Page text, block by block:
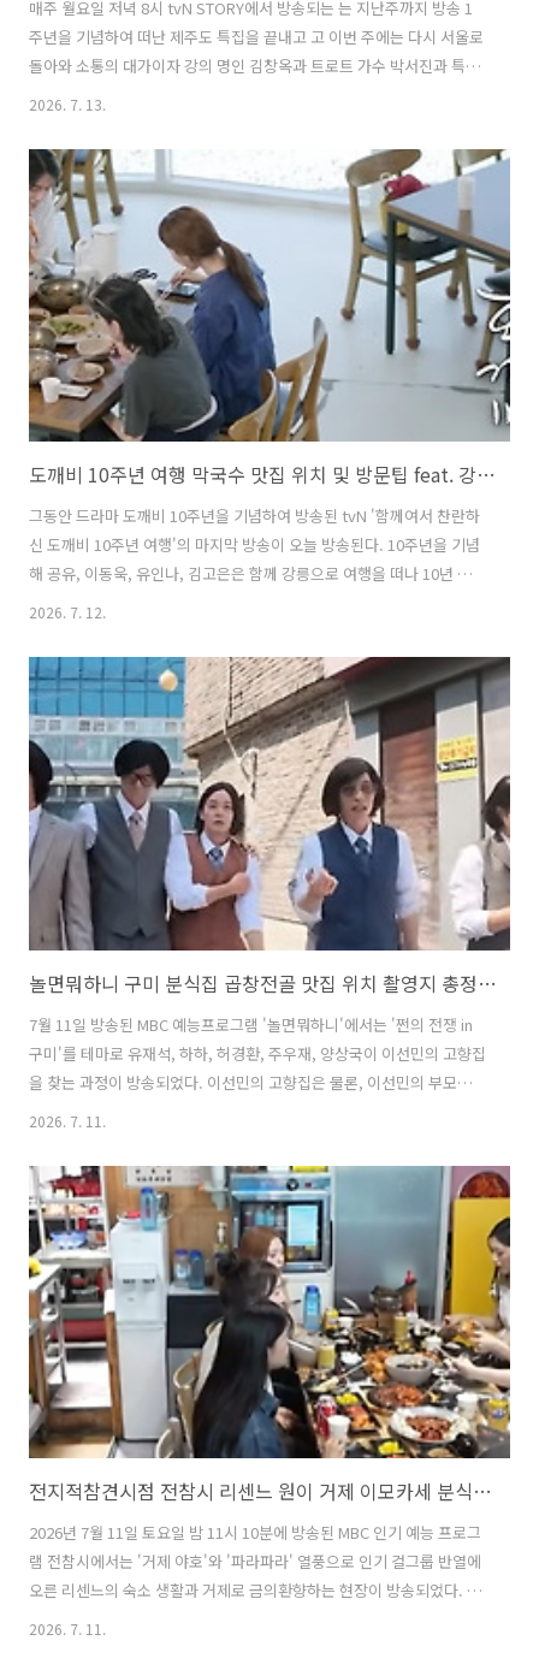
매주 월요일 저녁 8시 tvN STORY에서 방송되는 는 지난주까지 방송 1
주년을 기념하여 떠난 제주도 특집을 끝내고 고 이번 주에는 다시 서울로
돌아와 소통의 대가이자 강의 명인 김창옥과 트로트 가수 박서진과 특별
한 시간을 가졌다. 이영자와 박세리는 '강연 한 상'이라는 테마로 초대 게
다. 특히 서울 강남 압구정 한복판에서 느끼는 제주의 맛! 무려 336시간
숙성으로 감칠맛 가득한 제주흑돼지 BBQ 바비큐를 즐길 수 있는 곳을 소
개되어 시청자의 침샘을 자극했다. 이번 글에서는 이번 방송에서 이영자
와 박세리가 초대게스트 김창옥과 박서진을 위해 준비한 강남 압구성에
위치한 제주흑돼지 BBQ 바비큐 맛집에 대해 자세히 알아본다. 1..
2026. 7. 13.
도깨비 10주년 여행 막국수 맛집 위치 및 방문팁 feat. 강릉 주문진 촬영지
그동안 드라마 도깨비 10주년을 기념하여 방송된 tvN '함께여서 찬란하
신 도깨비 10주년 여행'의 마지막 방송이 오늘 방송된다. 10주년을 기념
해 공유, 이동욱, 유인나, 김고은은 함께 강릉으로 여행을 떠나 10년 전
드라마 속 명장면을 재현하는가 하면 함께 출연했던 배우들과 함께 파티
마지막 방송에서 출연진들이 방문해 식사를 즐긴 강릉 주문진의 막국수
맛집에 대해 자세히 알아본다. 1. 도깨비 10주년 여행 강릉 주문진 막국
수 맛집은 어디?도깨비 10주년 여행 마지막 날 방송에서 공유, 이동욱,
유인나, 김고은이 방문한 막국수 맛집은 강릉 주문진에 위치한 '남경막국
수'이다. 이곳은 번잡한 주문진항을 살짝 벗어나 언덕 위..
2026. 7. 12.
놀면뭐하니 구미 분식집 곱창전골 맛집 위치 촬영지 총정리 feat. 쩐의전쟁 이선민
7월 11일 방송된 MBC 예능프로그램 '놀면뭐하니'에서는 '쩐의 전쟁 in
구미'를 테마로 유재석, 하하, 허경환, 주우재, 양상국이 이선민의 고향집
을 찾는 과정이 방송되었다. 이선민의 고향집은 물론, 이선민의 부모님
그리고 이선민과 똑 닮은 누나들도 출연하는가 하면, 구미의 맛집과 대표
에서는 이번 놀면뭐하니 쩐의 전쟁 in 구미 편에서 유재석, 하하, 허경환,
주우재, 양상국, 이선민이 방문한 구미의 분식집과 이선민 누나들과의 만
남이 이루어진 곱창전골 맛집까지 자세히 알아본다. 1. 놀면뭐하니 구미
분식집 라면집은 어디?놀면뭐하니 쩐의 전쟁 in 구미 편에서 유재석, 하
하, 허경환, 주우재, 양상국, 이선민이 방문한 구미역..
2026. 7. 11.
전지적참견시점 전참시 리센느 원이 거제 이모카세 분식집 포차 위치 및 방문팁
2026년 7월 11일 토요일 밤 11시 10분에 방송된 MBC 인기 예능 프로그
램 전참시에서는 '거제 야호'와 '파라파라' 열풍으로 인기 걸그룹 반열에
오른 리센느의 숙소 생활과 거제로 금의환향하는 현장이 방송되었다. 리
센느는 더뮤즈엔터테인먼크 소속 5인조 걸그룹으로 멤버는 원이, 리브,
2026. 7. 11.